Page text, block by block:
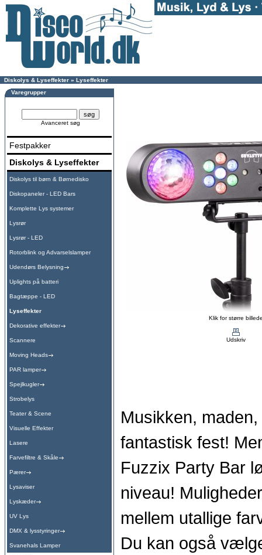
Diskolys & Lyseffekter » Lyseffekter
Varegrupper
Avanceret søg
Festpakker
Diskolys & Lyseffekter
Diskolys til børn & Børnedisko
Diskopaneler - LED Bars
Komplette Lys systemer
Lysrør
Lysrør - LED
Rotorblink og Advarselslamper
Udendørs Belysning
Uplights på batteri
Bagtæppe - LED
Lyseffekter
Dekorative effekter
Scannere
Moving Heads
PAR lamper
Spejlkugler
Strobelys
Teater & Scene
Visuelle Effekter
Lasere
Farvefiltre & Skåle
Pærer
Lysaviser
Lyskæder
UV Lys
DMX & lysstyringer
Svanehals Lamper
Klik for større
Udskriv
Musikken,
fantastisk fest!
Fuzzix Party Bar
niveau!
mellem utallige
Du kan også